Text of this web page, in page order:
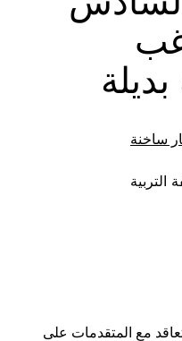
مصنف
ساخنة
مع المتقدمات على